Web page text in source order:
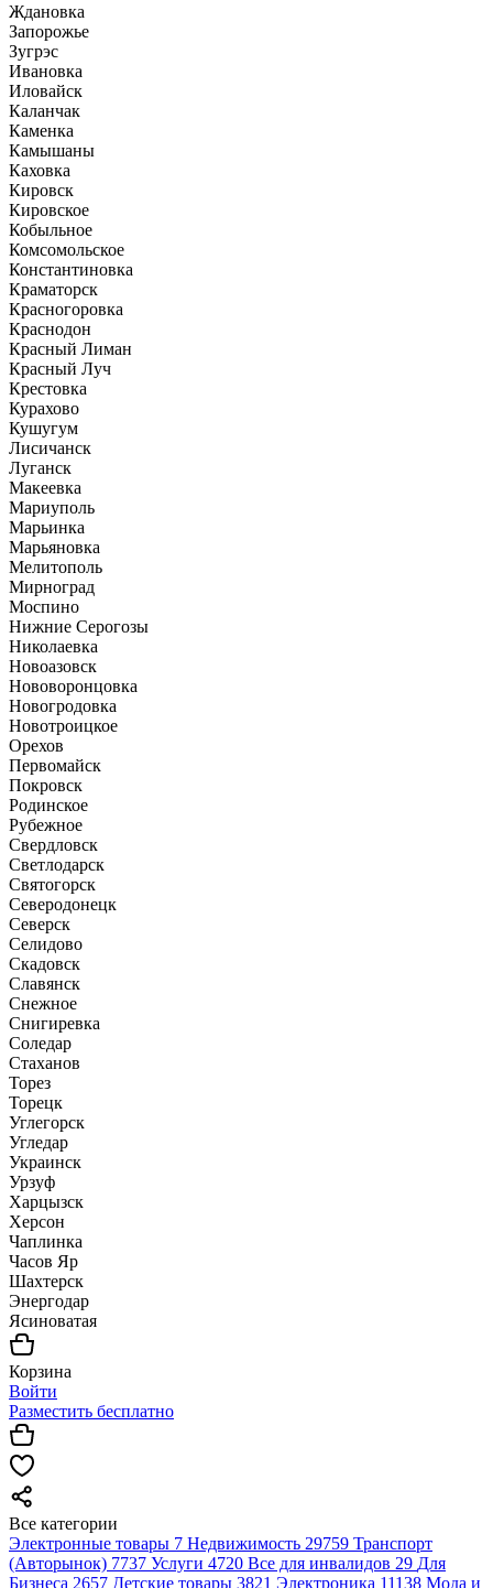
Ждановка
Запорожье
Зугрэс
Ивановка
Иловайск
Каланчак
Каменка
Камышаны
Каховка
Кировск
Кировское
Кобыльное
Комсомольское
Константиновка
Краматорск
Красногоровка
Краснодон
Красный Лиман
Красный Луч
Крестовка
Курахово
Кушугум
Лисичанск
Луганск
Макеевка
Мариуполь
Марьинка
Марьяновка
Мелитополь
Мирноград
Моспино
Нижние Серогозы
Николаевка
Новоазовск
Нововоронцовка
Новогродовка
Новотроицкое
Орехов
Первомайск
Покровск
Родинское
Рубежное
Свердловск
Светлодарск
Святогорск
Северодонецк
Северск
Селидово
Скадовск
Славянск
Снежное
Снигиревка
Соледар
Стаханов
Торез
Торецк
Углегорск
Угледар
Украинск
Урзуф
Харцызск
Херсон
Чаплинка
Часов Яр
Шахтерск
Энергодар
Ясиноватая
Корзина
Войти
Разместить бесплатно
Все категории
Электронные товары 7 Недвижимость 29759 Транспорт
(Авторынок) 7737 Услуги 4720 Все для инвалидов 29 Для
Бизнеса 2657 Детские товары 3821 Электроника 11138 Мода и